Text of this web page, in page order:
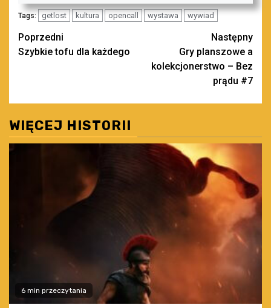
Tags: getlost kultura opencall wystawa wywiad
Zobacz
wpisy
Poprzedni
Szybkie tofu dla każdego
Następny
Gry planszowe a
kolekcjonerstwo – Bez
prądu #7
WIĘCEJ HISTORII
6 min przeczytania